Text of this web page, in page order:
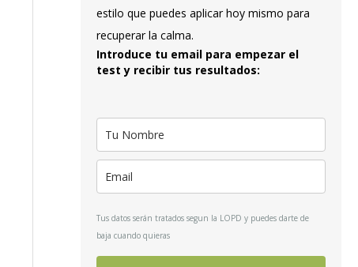
estilo que puedes aplicar hoy mismo para
recuperar la calma.
Introduce tu email para empezar el
test y recibir tus resultados:
Tus datos serán tratados segun la LOPD y puedes darte de
baja cuando quieras